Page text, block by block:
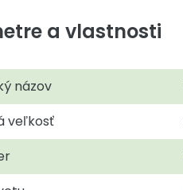
a vlastnosti
názov
veľkosť